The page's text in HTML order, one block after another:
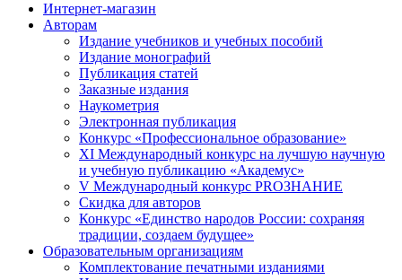
Интернет-магазин
Авторам
Издание учебников и учебных пособий
Издание монографий
Публикация статей
Заказные издания
Наукометрия
Электронная публикация
Конкурс «Профессиональное образование»
XI Международный конкурс на лучшую научную
и учебную публикацию «Академус»
V Международный конкурс PROЗНАНИЕ
Скидка для авторов
Конкурс «Единство народов России: сохраняя
традиции, создаем будущее»
Образовательным организациям
Комплектование печатными изданиями